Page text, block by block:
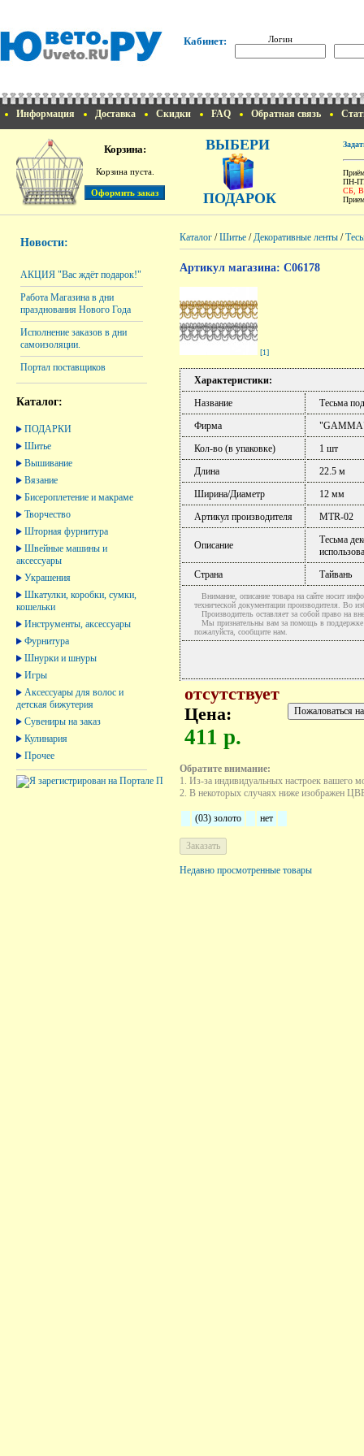
Кабинет: Логин
Информация Доставка Скидки FAQ Обратная связь
Корзина:
Корзина пуста.
ВЫБЕРИ
ПОДАРОК
ПН-
СБ,
Новости:
АКЦИЯ "Вас ждёт подарок!"
Работа Магазина в дни
празднования Нового Года
Исполнение заказов в дни
самоизоляции.
Портал поставщиков
Каталог:
ПОДАРКИ
Шитье
Вышивание
Вязание
Бисероплетение и макраме
Творчество
Шторная фурнитура
Швейные машины и
аксессуары
Украшения
Шкатулки, коробки, сумки,
кошельки
Инструменты, аксессуары
Фурнитура
Шнурки и шнуры
Игры
Аксессуары для волос и
детская бижутерия
Сувениры на заказ
Кулинария
Прочее
Каталог /Шитье /Декоративные ленты /
Артикул магазина: C06178
[1]
Характеристики:
Название
Тесьма
Фирма
Кол-во (в упаковке)
1 шт
Длина
22.5 м
Ширина/Диаметр
12 мм
Артикул производителя
MTR-02
Описание
Тесьма
Страна
Тайвань
Внимание, описание товара на сайте носит
технической документации производителя. Во
Производитель оставляет за собой право на
Мы признательны вам за помощь в поддержке
пожалуйста, сообщите нам.
отсутствует
Цена:
411 р.
Обратите внимание:
1. Из-за индивидуальных настроек вашего
2. В некоторых случаях ниже изображен
(03) золото нет
Недавно просмотренные товары